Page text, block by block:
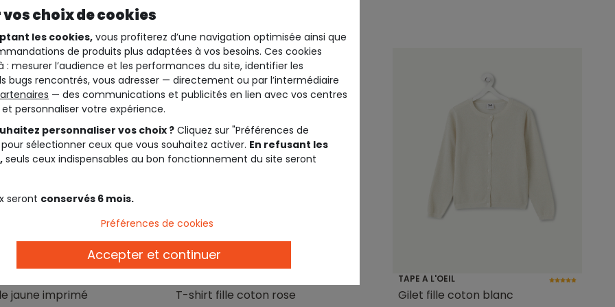
articles
jaune imprimé T-shirt fille coton rose
TAPE A L'OEIL
Gilet fille coton blanc
vos choix de cookies
les cookies, vous profiterez d’une navigation optimisée ainsi que
de produits plus adaptées à vos besoins. Ces cookies
: mesurer l’audience et les performances du site, identifier les
bugs rencontrés, vous adresser — directement ou par l’intermédiaire
— des communications et publicités en lien avec vos centres
et personnaliser votre expérience.
personnaliser vos choix ? Cliquez sur "Préférences de
sélectionner ceux que vous souhaitez activer. En refusant les
seuls ceux indispensables au bon fonctionnement du site seront
seront conservés 6 mois.
Préférences de cookies
Accepter et continuer